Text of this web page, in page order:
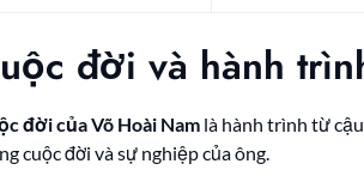
đời và hành
đời của Võ Hoài Nam là hành trình từ
cuộc đời và sự nghiệp của ông.